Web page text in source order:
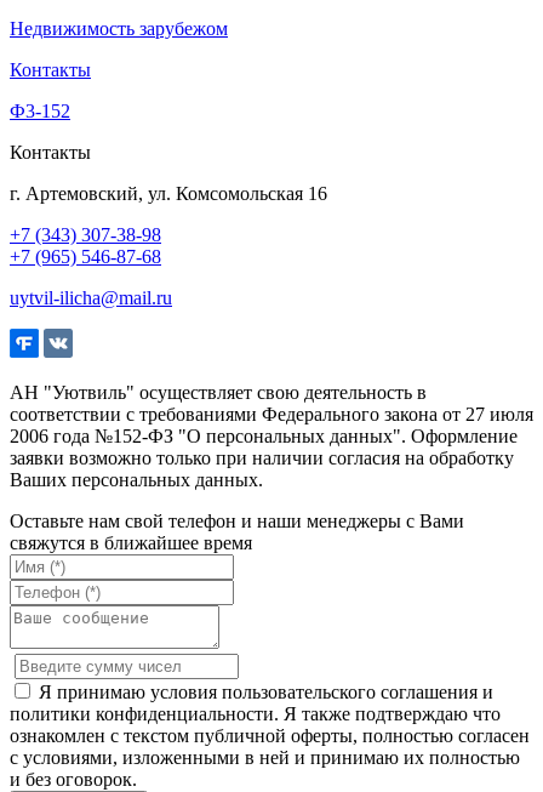
Недвижимость зарубежом
Контакты
Ф3-152
Контакты
г. Артемовский, ул. Комсомольская 16
+7 (343) 307-38-98
+7 (965) 546-87-68
uytvil-ilicha@mail.ru
АН "Уютвиль" осуществляет свою деятельность в
соответствии с требованиями Федерального закона от 27 июля
2006 года №152-ФЗ "О персональных данных". Оформление
заявки возможно только при наличии согласия на обработку
Ваших персональных данных.
Оставьте нам свой телефон и наши менеджеры с Вами
свяжутся в ближайшее время
Я принимаю условия пользовательского соглашения и
политики конфиденциальности. Я также подтверждаю что
ознакомлен с текстом публичной оферты, полностью согласен
с условиями, изложенными в ней и принимаю их полностью
и без оговорок.